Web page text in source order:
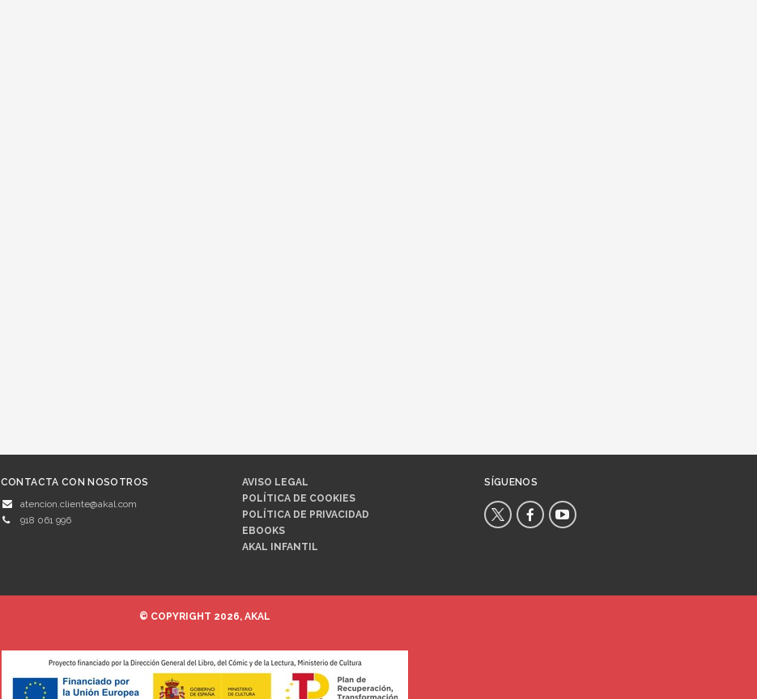
CONTACTA CON NOSOTROS
atencion.cliente@akal.com
918 061 996
AVISO LEGAL
POLÍTICA DE COOKIES
POLÍTICA DE PRIVACIDAD
EBOOKS
AKAL INFANTIL
SÍGUENOS
© COPYRIGHT 2026, AKAL